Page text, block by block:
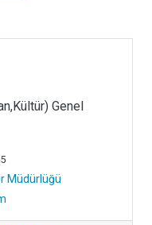
Genel
Müdürlüğü